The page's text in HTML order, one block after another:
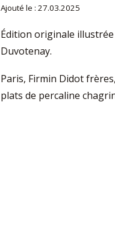
Ajouté le : 27.03.2025
Édition originale
Duvotenay.
Paris, Firmin Didot
plats de percaline